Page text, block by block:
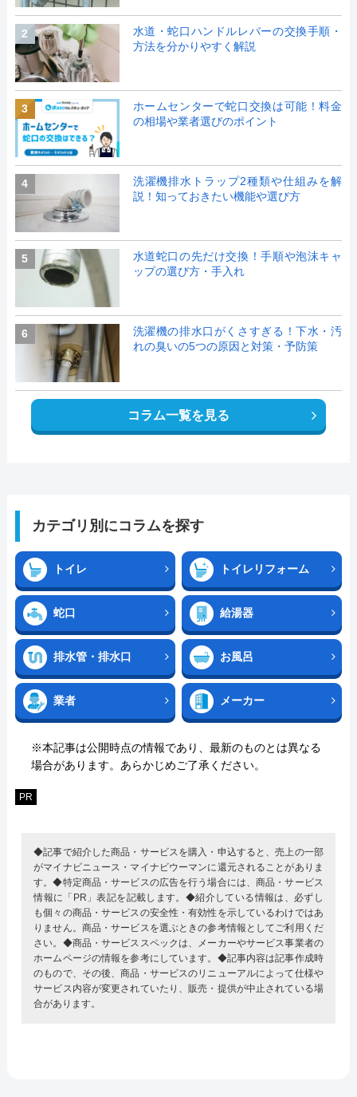
2
水道・蛇口ハンドルレバーの交換手順・
方法を分かりやすく解説
3
ホームセンターで蛇口交換は可能！料金
の相場や業者選びのポイント
4
洗濯機排水トラップ2種類や仕組みを解
説！知っておきたい機能や選び方
5
水道蛇口の先だけ交換！手順や泡沫キャ
ップの選び方・手入れ
6
洗濯機の排水口がくさすぎる！下水・汚
れの臭いの5つの原因と対策・予防策
コラム一覧を見る
カテゴリ別にコラムを探す
トイレ トイレリフォーム
蛇口 給湯器
排水管・排水口 お風呂
業者 メーカー
※本記事は公開時点の情報であり、最新のものとは異なる
場合があります。あらかじめご了承ください。
PR
◆記事で紹介した商品・サービスを購入・申込すると、売上の一部
がマイナビニュース・マイナビウーマンに還元されることがありま
す。◆特定商品・サービスの広告を行う場合には、商品・サービス
情報に「PR」表記を記載します。◆紹介している情報は、必ずし
も個々の商品・サービスの安全性・有効性を示しているわけではあ
りません。商品・サービスを選ぶときの参考情報としてご利用くだ
さい。◆商品・サービススペックは、メーカーやサービス事業者の
ホームページの情報を参考にしています。◆記事内容は記事作成時
のもので、その後、商品・サービスのリニューアルによって仕様や
サービス内容が変更されていたり、販売・提供が中止されている場
合があります。